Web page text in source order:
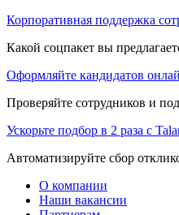
Корпоративная поддержка
Какой соцпакет вы
Оформляйте кандидатов
Проверяйте сотрудников и
Ускорьте подбор в 2 раза с
Автоматизируйте сбор
О компании
Наши вакансии